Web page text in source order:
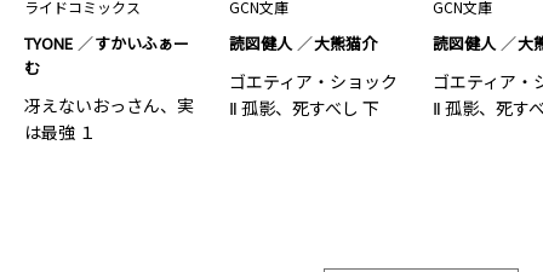
ライドコミックス
TYONE
すかいふぁー
む
冴えないおっさん、実
は最強 １
GCN文庫
読図健人 大熊猫介
ゴエティア・ショック
Ⅱ 孤影、死すべし 下
GCN文庫
読図健人 大
ゴエティア・
Ⅱ 孤影、死す